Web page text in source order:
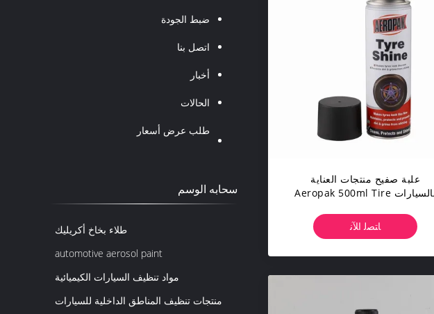
ضبط الجودة
اتصل بنا
أخبار
الحالات
طلب عرض أسعار
سحابه الوسم
طلاء بخاخ أكريليك
automotive aerosol paint
مواد تنظيف السيارات الكيميائية
منتجات تنظيف المناطق الداخلية للسيارات
علبة صفيح منتجات العناية
بالسيارات Aeropak 500ml Tire
ﺎﺘﺼﻟ ﺍﻶﻧ